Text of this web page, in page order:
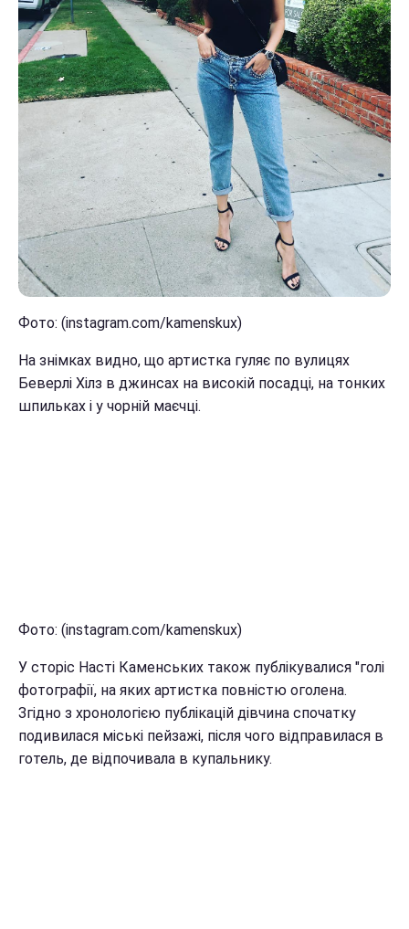
Фото: (instagram.com/kamenskux)
На знімках видно, що артистка гуляє по вулицях
Беверлі Хілз в джинсах на високій посадці, на тонких
шпильках і у чорній маєчці.
Фото: (instagram.com/kamenskux)
У сторіс Насті Каменських також публікувалися "голі
фотографії, на яких артистка повністю оголена.
Згідно з хронологією публікацій дівчина спочатку
подивилася міські пейзажі, після чого відправилася в
готель, де відпочивала в купальнику.